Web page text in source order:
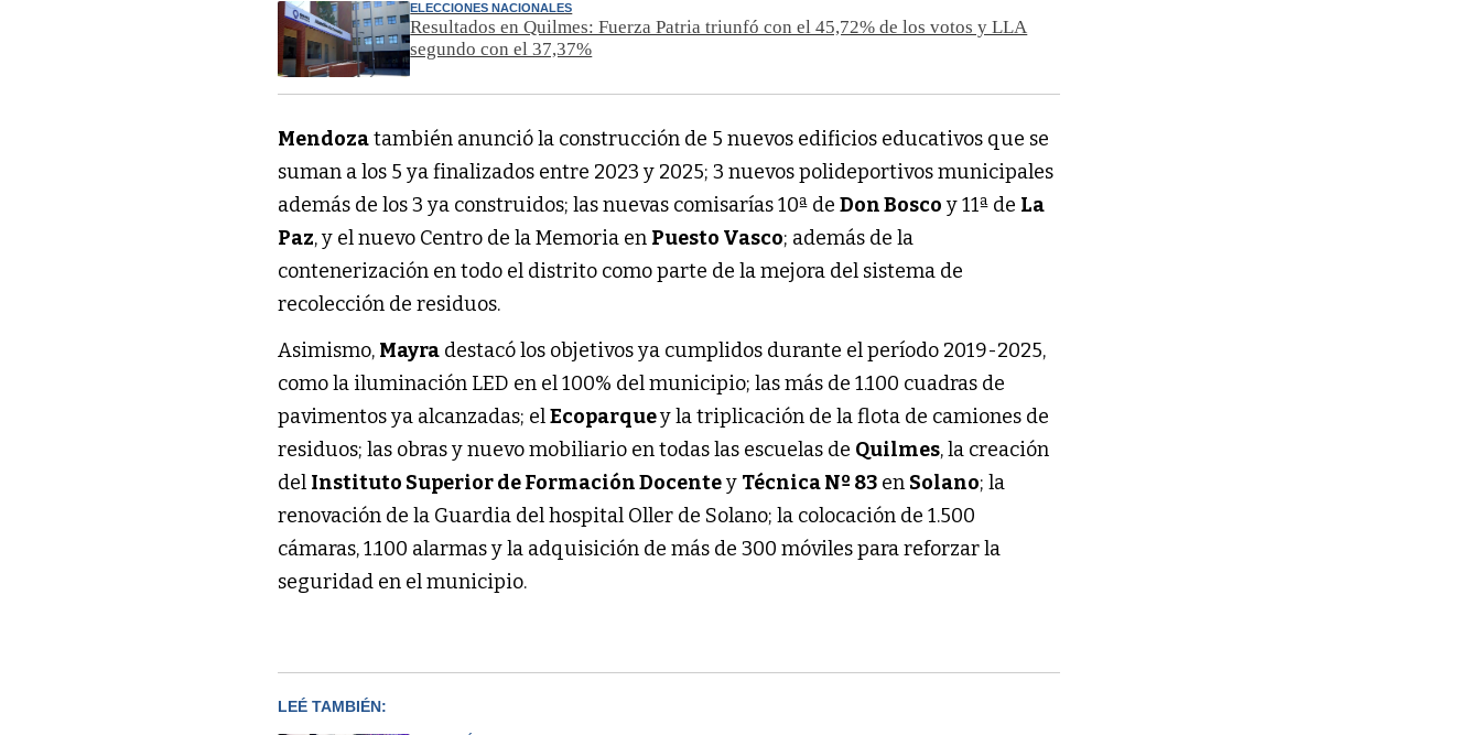
ELECCIONES NACIONALES
Resultados en Quilmes: Fuerza Patria triunfó con el 45,72% de los votos y LLA
segundo con el 37,37%
Mendozatambién anunció la construcción de 5 nuevos edificios educativos que se
suman a los 5 ya finalizados entre 2023 y 2025; 3 nuevos polideportivos municipales
además de los 3 ya construidos; las nuevas comisarías 10ª deDon Bosco y 11ª de La
Paz, y el nuevo Centro de la Memoria en Puesto Vasco; además de la
contenerización en todo el distrito como parte de la mejora del sistema de
recolección de residuos.
Asimismo, Mayra destacó los objetivos ya cumplidos durante el período 2019-2025,
como la iluminación LED en el 100% del municipio; las más de 1.100 cuadras de
pavimentos ya alcanzadas; elEcoparquey la triplicación de la flota de camiones de
residuos; las obras y nuevo mobiliario en todas las escuelas de Quilmes, la creación
del Instituto Superior de Formación Docentey Técnica Nº 83 en Solano; la
renovación de la Guardia del hospital Oller de Solano; la colocación de 1.500
cámaras, 1.100 alarmas y la adquisición de más de 300 móviles para reforzar la
seguridad en el municipio.
LEÉ TAMBIÉN: